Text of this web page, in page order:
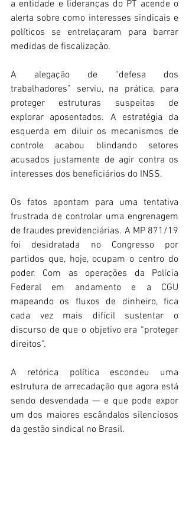
a entidade e lideranças do PT acende o
alerta sobre como interesses sindicais e
políticos se entrelaçaram para barrar
medidas de fiscalização.
A alegação de “defesa dos
trabalhadores” serviu, na prática, para
proteger estruturas suspeitas de
explorar aposentados. A estratégia da
esquerda em diluir os mecanismos de
controle acabou blindando setores
acusados justamente de agir contra os
interesses dos beneficiários do INSS.
Os fatos apontam para uma tentativa
frustrada de controlar uma engrenagem
de fraudes previdenciárias. A MP 871/19
foi desidratada no Congresso por
partidos que, hoje, ocupam o centro do
poder. Com as operações da Polícia
Federal em andamento e a CGU
mapeando os fluxos de dinheiro, fica
cada vez mais difícil sustentar o
discurso de que o objetivo era “proteger
direitos”.
A retórica política escondeu uma
estrutura de arrecadação que agora está
sendo desvendada — e que pode expor
um dos maiores escândalos silenciosos
da gestão sindical no Brasil.